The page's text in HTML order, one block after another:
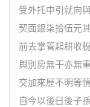
受外托中引就向
契面銀柒拾伍元
前去掌管起耕收
與別房無干亦無
交加來歷不明等
自今以後日後子